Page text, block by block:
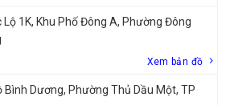
Lộ 1K, Khu Phố Đông A, Phường Đông
Xem bản đồ
Bình Dương, Phường Thủ Dầu Một, TP